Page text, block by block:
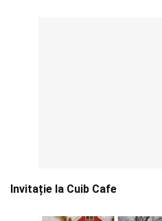
Invitație la Cuib Cafe